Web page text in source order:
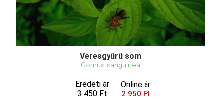
Veresgyűrű som
Cornus sanguinea
Eredeti ár
3 450 Ft
Online ár
2 950 Ft